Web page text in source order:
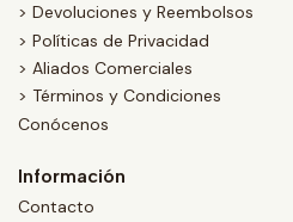
> Devoluciones y Reembolsos
> Políticas de Privacidad
> Aliados Comerciales
> Términos y Condiciones
Conócenos
Información
Contacto